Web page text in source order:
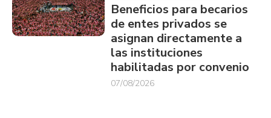
Beneficios para becarios
de entes privados se
asignan directamente a
las instituciones
habilitadas por convenio
07/08/2026